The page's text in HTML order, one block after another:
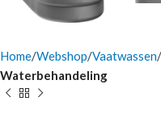
Home Webshop Vaatwassen
Waterbehandeling